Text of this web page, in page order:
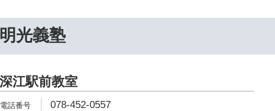
明光義塾
深江駅前教室
078-452-0557